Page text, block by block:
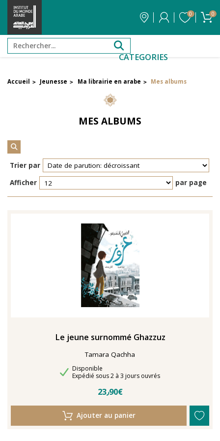
0 0
CATEGORIES
FILTRER PAR PRIX
Filtrer par attribut
Éditeur
Réinitialiser les filtres
TENTER L'ART POUR SOIGNER
Accueil > Jeunesse > Ma librairie en arabe > Mes albums
MES ALBUMS
Trier par
Afficher
par page
Le jeune surnommé Ghazzuz
Tamara Qachha
Disponibilité
Disponible
Délais de livraison
Expédié sous 2 à 3 jours ouvrés
23٫90€
Ajouter au panier